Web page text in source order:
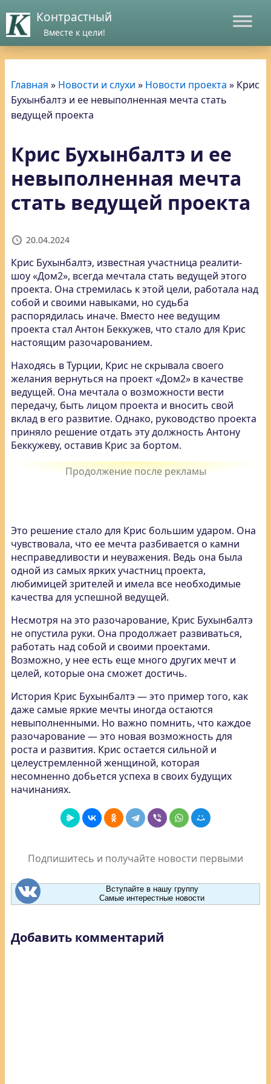
Контрастный
Вместе к цели!
Главная » Новости и слухи » Новости проекта » Крис
Бухынбалтэ и ее невыполненная мечта стать
ведущей проекта
Крис Бухынбалтэ и ее
невыполненная мечта
стать ведущей проекта
20.04.2024
Крис Бухынбалтэ, известная участница реалити-
шоу «Дом2», всегда мечтала стать ведущей этого
проекта. Она стремилась к этой цели, работала над
собой и своими навыками, но судьба
распорядилась иначе. Вместо нее ведущим
проекта стал Антон Беккужев, что стало для Крис
настоящим разочарованием.
Находясь в Турции, Крис не скрывала своего
желания вернуться на проект «Дом2» в качестве
ведущей. Она мечтала о возможности вести
передачу, быть лицом проекта и вносить свой
вклад в его развитие. Однако, руководство проекта
приняло решение отдать эту должность Антону
Беккужеву, оставив Крис за бортом.
Это решение стало для Крис большим ударом. Она
чувствовала, что ее мечта разбивается о камни
несправедливости и неуважения. Ведь она была
одной из самых ярких участниц проекта,
любимицей зрителей и имела все необходимые
качества для успешной ведущей.
Несмотря на это разочарование, Крис Бухынбалтэ
не опустила руки. Она продолжает развиваться,
работать над собой и своими проектами.
Возможно, у нее есть еще много других мечт и
целей, которые она сможет достичь.
История Крис Бухынбалтэ — это пример того, как
даже самые яркие мечты иногда остаются
невыполненными. Но важно помнить, что каждое
разочарование — это новая возможность для
роста и развития. Крис остается сильной и
целеустремленной женщиной, которая
несомненно добьется успеха в своих будущих
начинаниях.
Подпишитесь и получайте новости первыми
Вступайте в нашу группу
Самые интерестные новости
Добавить комментарий